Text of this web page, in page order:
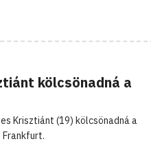
kölcsönadná a
Krisztiánt (19) kölcsönadná a